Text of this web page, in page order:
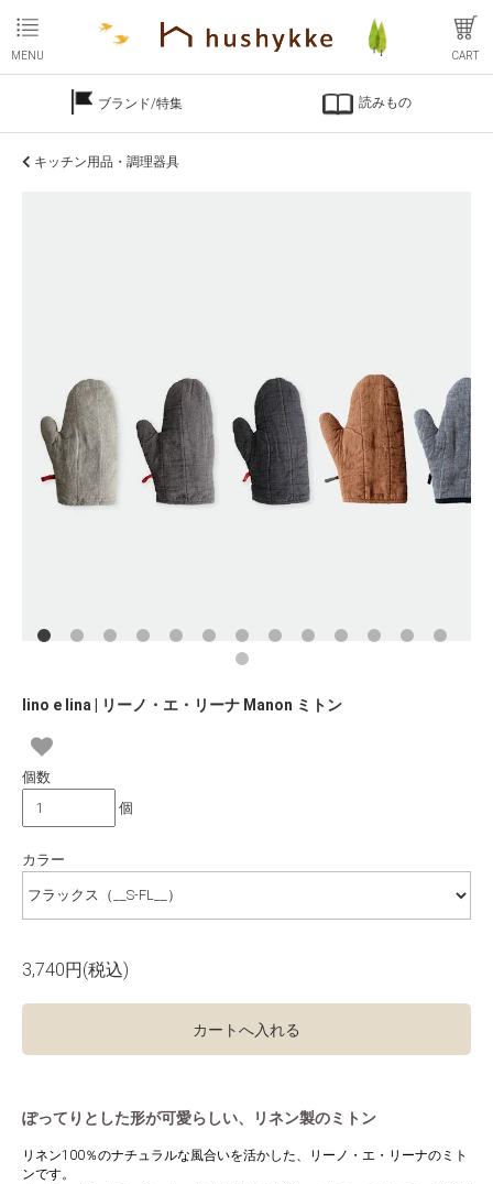
MENU CART
ブランド/特集 読みもの
キッチン用品・調理器具
lino e lina | リーノ・エ・リーナ Manon ミトン
個数
個
カラー
3,740円(税込)
カートへ入れる
ぽってりとした形が可愛らしい、リネン製のミトン
リネン100％のナチュラルな風合いを活かした、リーノ・エ・リーナのミト
ンです。